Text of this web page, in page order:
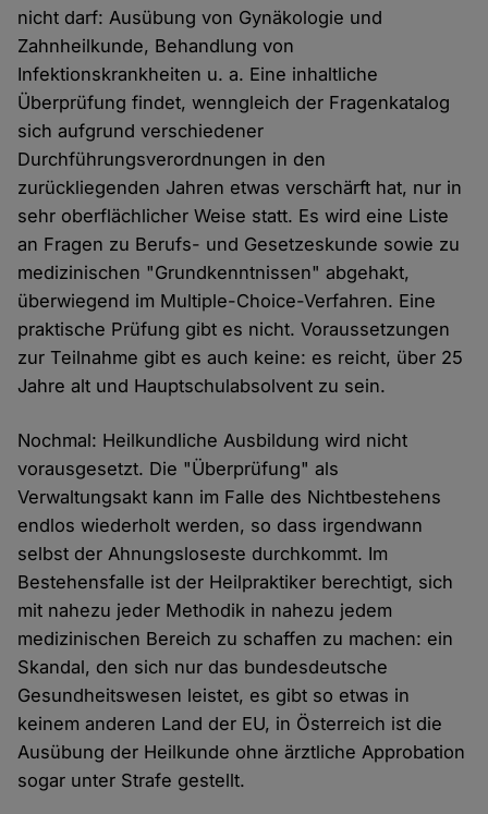
nicht darf: Ausübung von Gynäkologie und
Zahnheilkunde, Behandlung von
Infektionskrankheiten u. a. Eine inhaltliche
Überprüfung findet, wenngleich der Fragenkatalog
sich aufgrund verschiedener
Durchführungsverordnungen in den
zurückliegenden Jahren etwas verschärft hat, nur in
sehr oberflächlicher Weise statt. Es wird eine Liste
an Fragen zu Berufs- und Gesetzeskunde sowie zu
medizinischen "Grundkenntnissen" abgehakt,
überwiegend im Multiple-Choice-Verfahren. Eine
praktische Prüfung gibt es nicht. Voraussetzungen
zur Teilnahme gibt es auch keine: es reicht, über 25
Jahre alt und Hauptschulabsolvent zu sein.
Nochmal: Heilkundliche Ausbildung wird nicht
vorausgesetzt. Die "Überprüfung" als
Verwaltungsakt kann im Falle des Nichtbestehens
endlos wiederholt werden, so dass irgendwann
selbst der Ahnungsloseste durchkommt. Im
Bestehensfalle ist der Heilpraktiker berechtigt, sich
mit nahezu jeder Methodik in nahezu jedem
medizinischen Bereich zu schaffen zu machen: ein
Skandal, den sich nur das bundesdeutsche
Gesundheitswesen leistet, es gibt so etwas in
keinem anderen Land der EU, in Österreich ist die
Ausübung der Heilkunde ohne ärztliche Approbation
sogar unter Strafe gestellt.